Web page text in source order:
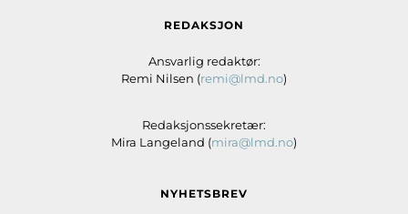
REDAKSJON
Ansvarlig redaktør:
Remi Nilsen (remi@lmd.no)
Redaksjonssekretær:
Mira Langeland (mira@lmd.no)
NYHETSBREV